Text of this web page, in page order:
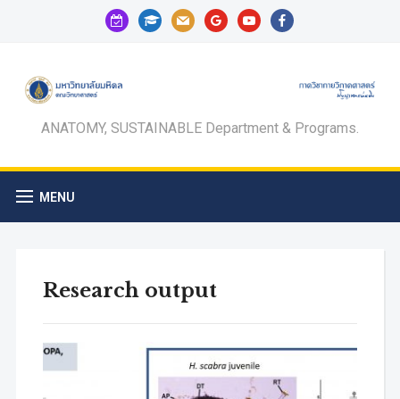
calendar-
check-
graduation-
cap
mail googleyoutubefacebook
ANATOMY, SUSTAINABLE Department & Programs.
MENU
Research output